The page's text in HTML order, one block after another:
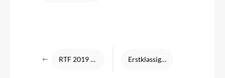
RTF 2019 - Tour durch den Taunus Erstklassige Sattelberatung inklusive Sitzknochenvermessung